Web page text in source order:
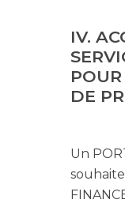
IV.
DE
Un